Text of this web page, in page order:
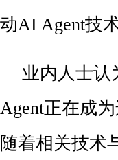
动AI Agent技
业内人士认
Agent正在成
随着相关技术